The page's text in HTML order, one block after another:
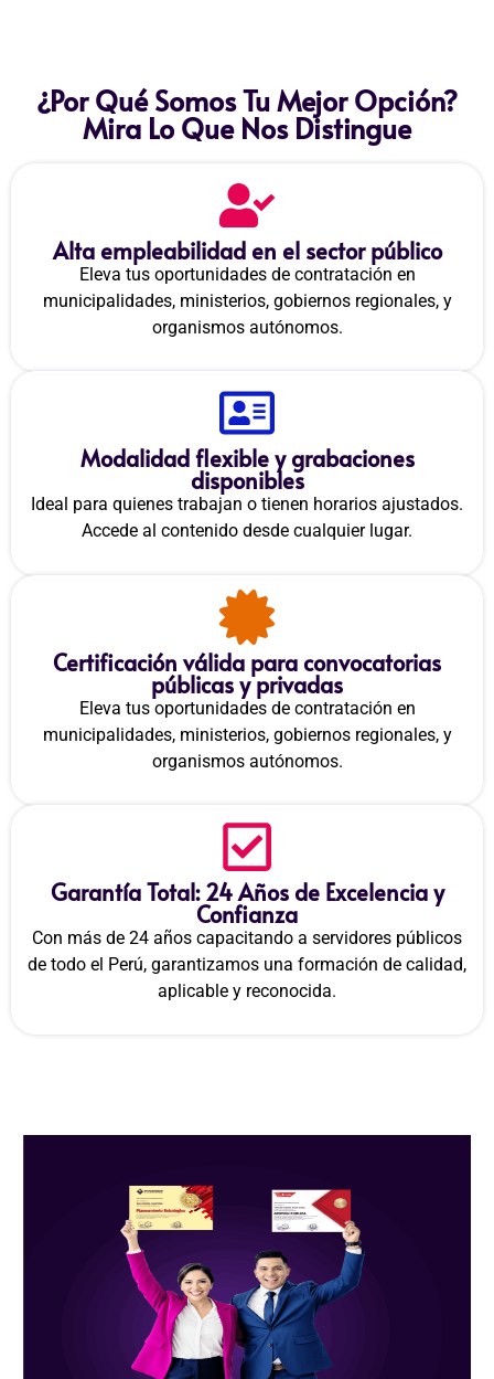
¿Por Qué Somos Tu Mejor Opción?
Mira Lo Que Nos Distingue
Alta empleabilidad en el sector público
Eleva tus oportunidades de contratación en
municipalidades, ministerios, gobiernos regionales, y
organismos autónomos.
Modalidad flexible y grabaciones
disponibles
Ideal para quienes trabajan o tienen horarios ajustados.
Accede al contenido desde cualquier lugar.
Certificación válida para convocatorias
públicas y privadas
Eleva tus oportunidades de contratación en
municipalidades, ministerios, gobiernos regionales, y
organismos autónomos.
Garantía Total: 24 Años de Excelencia y
Confianza
Con más de 24 años capacitando a servidores públicos
de todo el Perú, garantizamos una formación de calidad,
aplicable y reconocida.